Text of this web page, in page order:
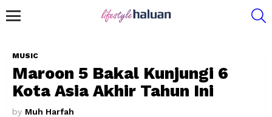
MUSIC
Maroon 5 Bakal Kunjungi 6
Kota Asia Akhir Tahun Ini
by Muh Harfah